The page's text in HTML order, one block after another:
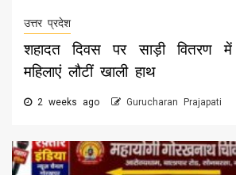
उत्तर प्रदेश
शहादत दिवस पर साड़ी वितरण
महिलाएं लौटीं खाली हाथ
2 weeks ago Gurucharan Prajapati